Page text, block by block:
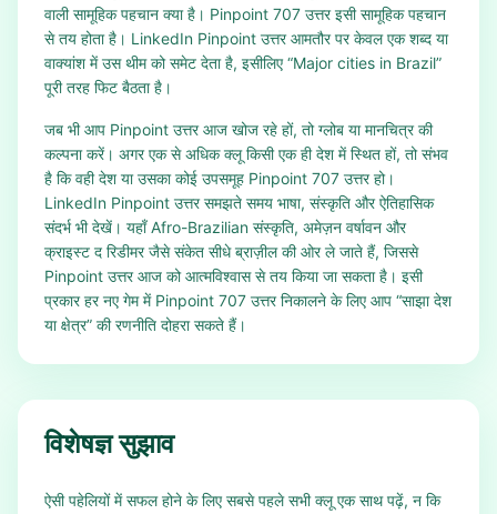
वाली सामूहिक पहचान क्या है। Pinpoint 707 उत्तर इसी सामूहिक पहचान
से तय होता है। LinkedIn Pinpoint उत्तर आमतौर पर केवल एक शब्द या
वाक्यांश में उस थीम को समेट देता है, इसीलिए “Major cities in Brazil”
पूरी तरह फिट बैठता है।
जब भी आप Pinpoint उत्तर आज खोज रहे हों, तो ग्लोब या मानचित्र की
कल्पना करें। अगर एक से अधिक क्लू किसी एक ही देश में स्थित हों, तो संभव
है कि वही देश या उसका कोई उपसमूह Pinpoint 707 उत्तर हो।
LinkedIn Pinpoint उत्तर समझते समय भाषा, संस्कृति और ऐतिहासिक
संदर्भ भी देखें। यहाँ Afro-Brazilian संस्कृति, अमेज़न वर्षावन और
क्राइस्ट द रिडीमर जैसे संकेत सीधे ब्राज़ील की ओर ले जाते हैं, जिससे
Pinpoint उत्तर आज को आत्मविश्वास से तय किया जा सकता है। इसी
प्रकार हर नए गेम में Pinpoint 707 उत्तर निकालने के लिए आप “साझा देश
या क्षेत्र” की रणनीति दोहरा सकते हैं।
विशेषज्ञ सुझाव
ऐसी पहेलियों में सफल होने के लिए सबसे पहले सभी क्लू एक साथ पढ़ें, न कि